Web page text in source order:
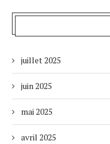
juillet 2025
juin 2025
mai 2025
avril 2025